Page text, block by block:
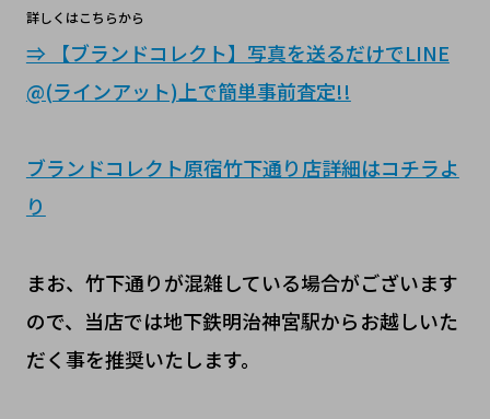
詳しくはこちらから
⇒ 【ブランドコレクト】写真を送るだけでLINE
@(ラインアット)上で簡単事前査定!!
ブランドコレクト原宿竹下通り店詳細はコチラよ
り
まお、竹下通りが混雑している場合がございます
ので、当店では地下鉄明治神宮駅からお越しいた
だく事を推奨いたします。